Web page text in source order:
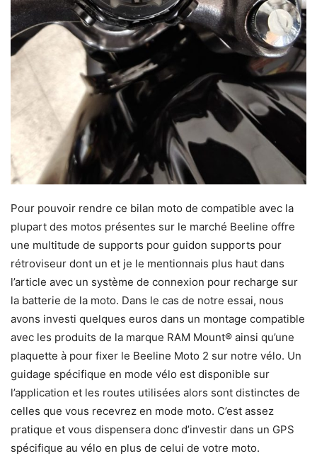
Pour pouvoir rendre ce bilan moto de compatible avec la
plupart des motos présentes sur le marché Beeline offre
une multitude de supports pour guidon supports pour
rétroviseur dont un et je le mentionnais plus haut dans
l’article avec un système de connexion pour recharge sur
la batterie de la moto. Dans le cas de notre essai, nous
avons investi quelques euros dans un montage compatible
avec les produits de la marque RAM Mount® ainsi qu’une
plaquette à pour fixer le Beeline Moto 2 sur notre vélo. Un
guidage spécifique en mode vélo est disponible sur
l’application et les routes utilisées alors sont distinctes de
celles que vous recevrez en mode moto. C’est assez
pratique et vous dispensera donc d’investir dans un GPS
spécifique au vélo en plus de celui de votre moto.